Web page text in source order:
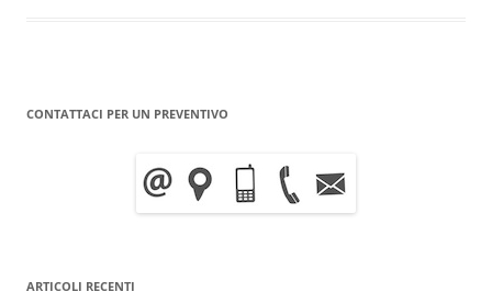
CONTATTACI PER UN PREVENTIVO
ARTICOLI RECENTI